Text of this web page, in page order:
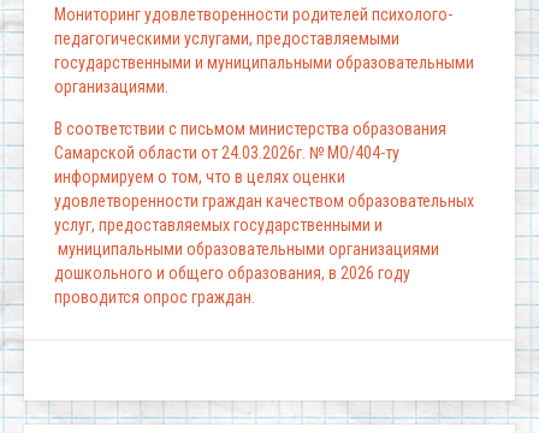
Мониторинг удовлетворенности родителей психолого-
педагогическими услугами, предоставляемыми
государственными и муниципальными образовательными
организациями.
В соответствии с письмом министерства образования
Самарской области от 24.03.2026г. № МО/404-ту
информируем о том, что в целях оценки
удовлетворенности граждан качеством образовательных
услуг, предоставляемых государственными и
муниципальными образовательными организациями
дошкольного и общего образования, в 2026 году
проводится опрос граждан.